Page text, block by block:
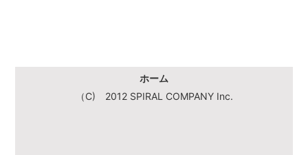
ホーム
（C) 2012 SPIRAL COMPANY Inc.